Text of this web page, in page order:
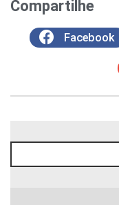
Compartilhe
Facebook